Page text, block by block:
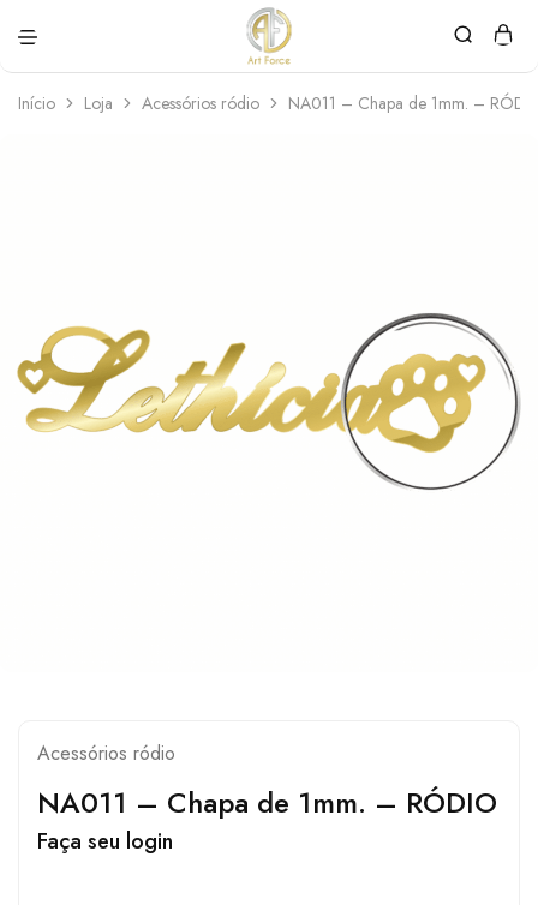
Force
personalizadas
Início Loja Acessórios ródio NA011 – Chapa de 1mm. –
Acessórios ródio
NA011 – Chapa de 1mm. – RÓDIO
Faça seu login